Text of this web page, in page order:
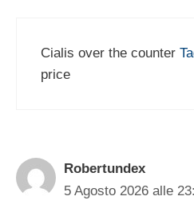
Cialis over the counter
price
Robertundex
5 Agosto 2026 alle